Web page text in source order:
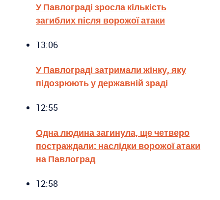
У Павлограді зросла кількість
загиблих після ворожої атаки
13:06
У Павлограді затримали жінку, яку
підозрюють у державній зраді
12:55
Одна людина загинула, ще четверо
постраждали: наслідки ворожої атаки
на Павлоград
12:58